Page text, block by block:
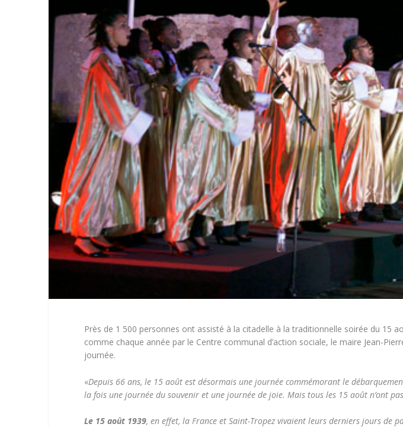
Près de 1 500 personnes ont assisté à la citadelle à la traditionnelle soirée du 15
comme chaque année par le Centre communal d’action sociale, le maire Jean-
journée.
«Depuis 66 ans, le 15 août est désormais une journée commémorant le
la fois une journée du souvenir et une journée de joie. Mais tous les 15 août n’ont
Le 15 août 1939, en effet, la France et Saint-Tropez vivaient leurs derniers jours de